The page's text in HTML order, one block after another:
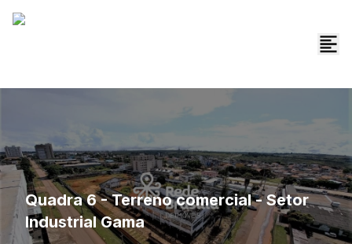
Quadra 6 - Terreno comercial - Setor
Industrial Gama